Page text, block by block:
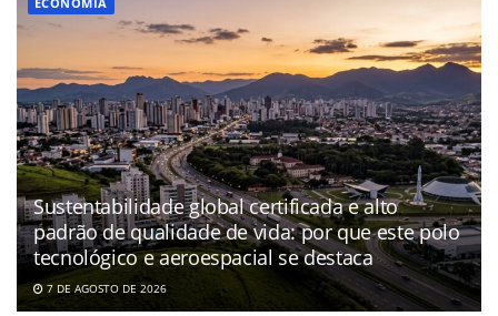
Sustentabilidade global certificada e alto
padrão de qualidade de vida: por que este polo
tecnológico e aeroespacial se destaca
7 DE AGOSTO DE 2026